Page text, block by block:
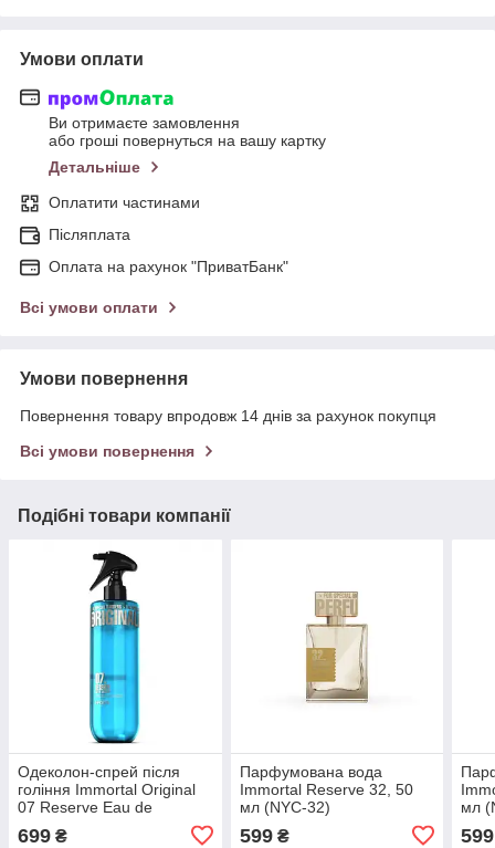
Умови оплати
Ви отримаєте замовлення
або гроші повернуться на вашу картку
Детальніше
Оплатити частинами
Післяплата
Оплата на рахунок "ПриватБанк"
Всі умови оплати
Умови повернення
Повернення товару впродовж 14 днів за рахунок покупця
Всі умови повернення
Подібні товари компанії
Одеколон-спрей після
гоління Immortal Original
07 Reserve Eau de
Cologne, 500 мл (NYC-50)
699 ₴
Парфумована вода
Immortal Reserve 32, 50
мл (NYC-32)
599₴
мл
599